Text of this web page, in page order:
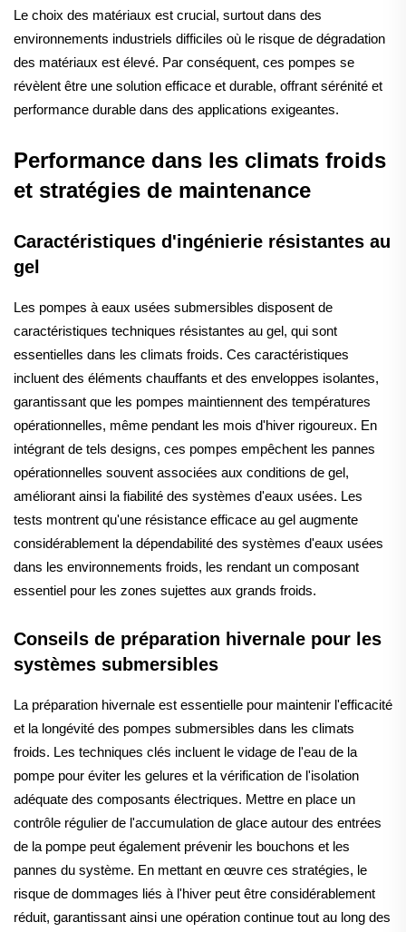
Le choix des matériaux est crucial, surtout dans des
environnements industriels difficiles où le risque de dégradation
des matériaux est élevé. Par conséquent, ces pompes se
révèlent être une solution efficace et durable, offrant sérénité et
performance durable dans des applications exigeantes.
Performance dans les climats froids
et stratégies de maintenance
Caractéristiques d'ingénierie résistantes au
gel
Les pompes à eaux usées submersibles disposent de
caractéristiques techniques résistantes au gel, qui sont
essentielles dans les climats froids. Ces caractéristiques
incluent des éléments chauffants et des enveloppes isolantes,
garantissant que les pompes maintiennent des températures
opérationnelles, même pendant les mois d'hiver rigoureux. En
intégrant de tels designs, ces pompes empêchent les pannes
opérationnelles souvent associées aux conditions de gel,
améliorant ainsi la fiabilité des systèmes d'eaux usées. Les
tests montrent qu'une résistance efficace au gel augmente
considérablement la dépendabilité des systèmes d'eaux usées
dans les environnements froids, les rendant un composant
essentiel pour les zones sujettes aux grands froids.
Conseils de préparation hivernale pour les
systèmes submersibles
La préparation hivernale est essentielle pour maintenir l'efficacité
et la longévité des pompes submersibles dans les climats
froids. Les techniques clés incluent le vidage de l'eau de la
pompe pour éviter les gelures et la vérification de l'isolation
adéquate des composants électriques. Mettre en place un
contrôle régulier de l'accumulation de glace autour des entrées
de la pompe peut également prévenir les bouchons et les
pannes du système. En mettant en œuvre ces stratégies, le
risque de dommages liés à l'hiver peut être considérablement
réduit, garantissant ainsi une opération continue tout au long des